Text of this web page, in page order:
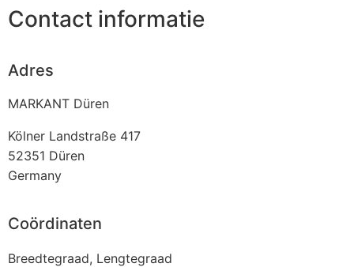
Contact informatie
Adres
MARKANT Düren
Kölner Landstraße 417
52351 Düren
Germany
Coördinaten
Breedtegraad, Lengtegraad